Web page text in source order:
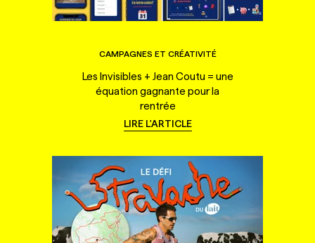
CAMPAGNES ET CRÉATIVITÉ
Les Invisibles + Jean Coutu = une
équation gagnante pour la
rentrée
LIRE L'ARTICLE